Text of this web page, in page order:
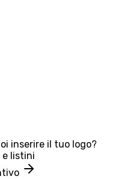
inserire il tuo logo?
e listini